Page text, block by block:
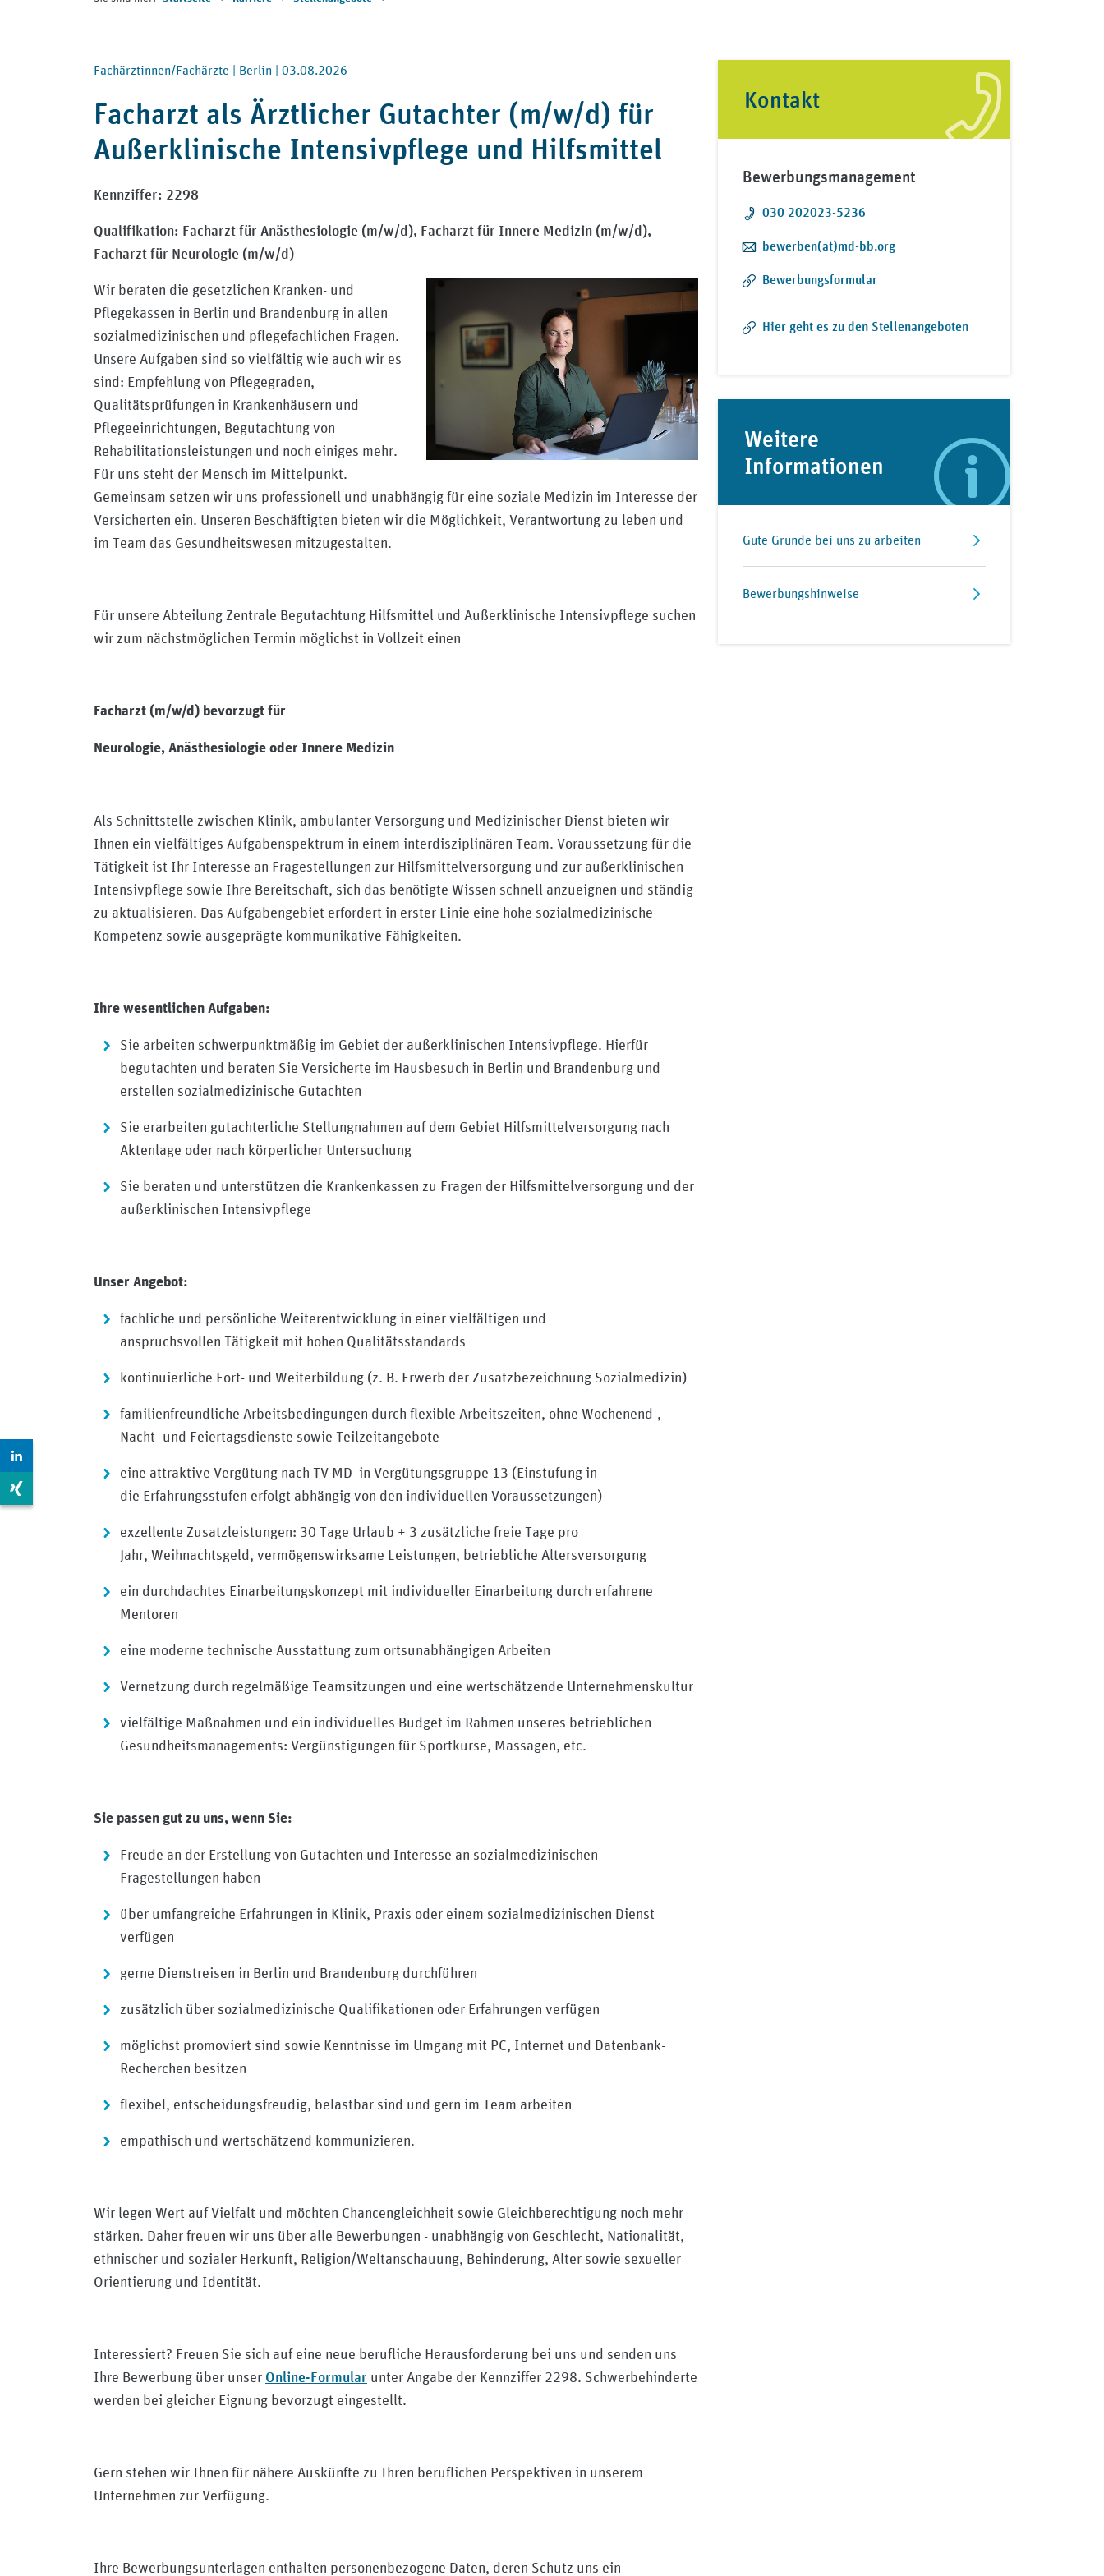
Zur LinkedIn Seite: https://www.linkedin.com/company/medizinischer-dienst-berlin-brandenburg/mycompany/
Zur Xing Seite: https://www.xing.com/pages/mdkberlin-brandenburge-v
Fachärztinnen/Fachärzte | Berlin | 03.08.2026
Facharzt als Ärztlicher Gutachter (m/w/d) für
Außerklinische Intensivpflege und Hilfsmittel
Kennziffer: 2298
Qualifikation: Facharzt für Anästhesiologie (m/w/d), Facharzt für Innere Medizin (m/w/d),
Facharzt für Neurologie (m/w/d)
Wir beraten die gesetzlichen Kranken- und
Pflegekassen in Berlin und Brandenburg in allen
sozialmedizinischen und pflegefachlichen Fragen.
Unsere Aufgaben sind so vielfältig wie auch wir es
sind: Empfehlung von Pflegegraden,
Qualitätsprüfungen in Krankenhäusern und
Pflegeeinrichtungen, Begutachtung von
Rehabilitationsleistungen und noch einiges mehr.
Für uns steht der Mensch im Mittelpunkt.
Gemeinsam setzen wir uns professionell und unabhängig für eine soziale Medizin im Interesse der
Versicherten ein. Unseren Beschäftigten bieten wir die Möglichkeit, Verantwortung zu leben und
im Team das Gesundheitswesen mitzugestalten.
Für unsere Abteilung Zentrale Begutachtung Hilfsmittel und Außerklinische Intensivpflege suchen
wir zum nächstmöglichen Termin möglichst in Vollzeit einen
Facharzt (m/w/d) bevorzugt für
Neurologie, Anästhesiologie oder Innere Medizin
Als Schnittstelle zwischen Klinik, ambulanter Versorgung und Medizinischer Dienst bieten wir
Ihnen ein vielfältiges Aufgabenspektrum in einem interdisziplinären Team. Voraussetzung für die
Tätigkeit ist Ihr Interesse an Fragestellungen zur Hilfsmittelversorgung und zur außerklinischen
Intensivpflege sowie Ihre Bereitschaft, sich das benötigte Wissen schnell anzueignen und ständig
zu aktualisieren. Das Aufgabengebiet erfordert in erster Linie eine hohe sozialmedizinische
Kompetenz sowie ausgeprägte kommunikative Fähigkeiten.
Ihre wesentlichen Aufgaben:
Sie arbeiten schwerpunktmäßig im Gebiet der außerklinischen Intensivpflege. Hierfür
begutachten und beraten Sie Versicherte im Hausbesuch in Berlin und Brandenburg und
erstellen sozialmedizinische Gutachten
Sie erarbeiten gutachterliche Stellungnahmen auf dem Gebiet Hilfsmittelversorgung nach
Aktenlage oder nach körperlicher Untersuchung
Sie beraten und unterstützen die Krankenkassen zu Fragen der Hilfsmittelversorgung und der
außerklinischen Intensivpflege
Unser Angebot:
fachliche und persönliche Weiterentwicklung in einer vielfältigen und
anspruchsvollen Tätigkeit mit hohen Qualitätsstandards
kontinuierliche Fort- und Weiterbildung (z. B. Erwerb der Zusatzbezeichnung Sozialmedizin)
familienfreundliche Arbeitsbedingungen durch flexible Arbeitszeiten, ohne Wochenend-,
Nacht- und Feiertagsdienste sowie Teilzeitangebote
eine attraktive Vergütung nach TV MD in Vergütungsgruppe 13 (Einstufung in
die Erfahrungsstufen erfolgt abhängig von den individuellen Voraussetzungen)
exzellente Zusatzleistungen: 30 Tage Urlaub + 3 zusätzliche freie Tage pro
Jahr, Weihnachtsgeld, vermögenswirksame Leistungen, betriebliche Altersversorgung
ein durchdachtes Einarbeitungskonzept mit individueller Einarbeitung durch erfahrene
Mentoren
eine moderne technische Ausstattung zum ortsunabhängigen Arbeiten
Vernetzung durch regelmäßige Teamsitzungen und eine wertschätzende Unternehmenskultur
vielfältige Maßnahmen und ein individuelles Budget im Rahmen unseres betrieblichen
Gesundheitsmanagements: Vergünstigungen für Sportkurse, Massagen, etc.
Sie passen gut zu uns, wenn Sie:
Freude an der Erstellung von Gutachten und Interesse an sozialmedizinischen
Fragestellungen haben
über umfangreiche Erfahrungen in Klinik, Praxis oder einem sozialmedizinischen Dienst
verfügen
gerne Dienstreisen in Berlin und Brandenburg durchführen
zusätzlich über sozialmedizinische Qualifikationen oder Erfahrungen verfügen
möglichst promoviert sind sowie Kenntnisse im Umgang mit PC, Internet und Datenbank-
Recherchen besitzen
flexibel, entscheidungsfreudig, belastbar sind und gern im Team arbeiten
empathisch und wertschätzend kommunizieren.
Wir legen Wert auf Vielfalt und möchten Chancengleichheit sowie Gleichberechtigung noch mehr
stärken. Daher freuen wir uns über alle Bewerbungen - unabhängig von Geschlecht, Nationalität,
ethnischer und sozialer Herkunft, Religion/Weltanschauung, Behinderung, Alter sowie sexueller
Orientierung und Identität.
Interessiert? Freuen Sie sich auf eine neue berufliche Herausforderung bei uns und senden uns
Ihre Bewerbung über unser Online-Formular unter Angabe der Kennziffer 2298. Schwerbehinderte
werden bei gleicher Eignung bevorzugt eingestellt.
Gern stehen wir Ihnen für nähere Auskünfte zu Ihren beruflichen Perspektiven in unserem
Unternehmen zur Verfügung.
Ihre Bewerbungsunterlagen enthalten personenbezogene Daten, deren Schutz uns ein
Kontakt
Bewerbungsmanagement
Telefon:
030 202023-5236
E-Mail:
bewerben(at)md-bb.org
Bewerbungsformular
Hier geht es zu den Stellenangeboten
Weitere
Informationen
Gute Gründe bei uns zu arbeiten
Bewerbungshinweise